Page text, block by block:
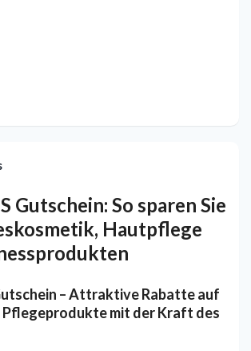
Gutschein: So sparen Sie
Hautpflege
– Attraktive Rabatte auf
mit der Kraft des